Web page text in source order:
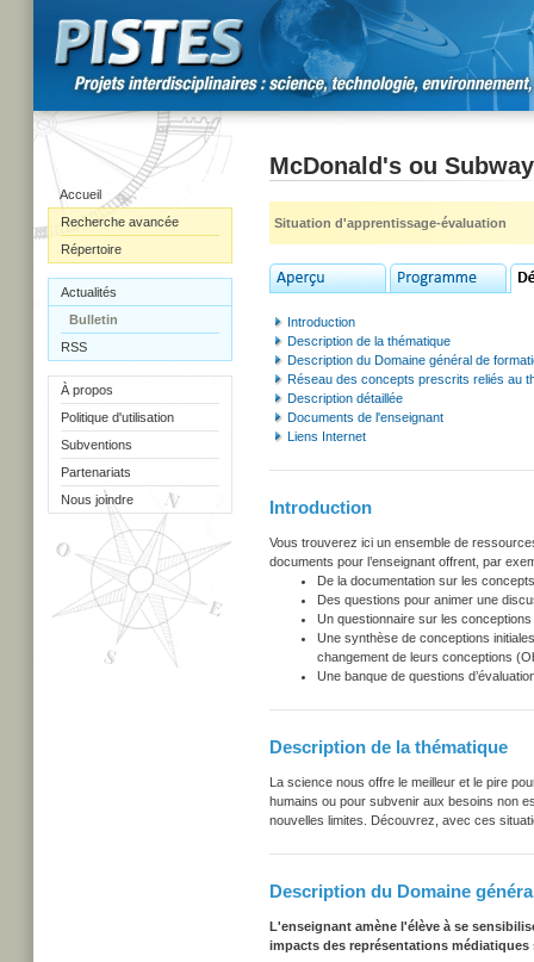
Accueil
Recherche avancée
Répertoire
Actualités
Bulletin
RSS
À propos
Politique d'utilisation
Subventions
Partenariats
Nous joindre
McDonald's ou
Situation d'apprentissage-évaluation
Introduction
Description de la thématique
Description du Domaine général de
Réseau des concepts prescrits reliés au
Description détaillée
Documents de l'enseignant
Liens Internet
Introduction
Vous trouverez ici un ensemble de
documents pour l’enseignant offrent, par
De la documentation sur les
Des questions pour animer une
Un questionnaire sur les
Une synthèse de conceptions
changement de leurs conceptions
Une banque de questions
Description de la thématique
La science nous offre le meilleur et le pire
humains ou pour subvenir aux besoins non
nouvelles limites. Découvrez, avec ces
Description du Domaine
L'enseignant amène l'élève à se
impacts des représentations médiatiques